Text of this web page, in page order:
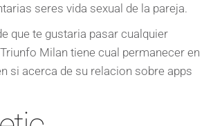
seres vida sexual de la pareja.
que te gustaria pasar cualquier
Milan tiene cual permanecer en
si acerca de su relacion sobre apps